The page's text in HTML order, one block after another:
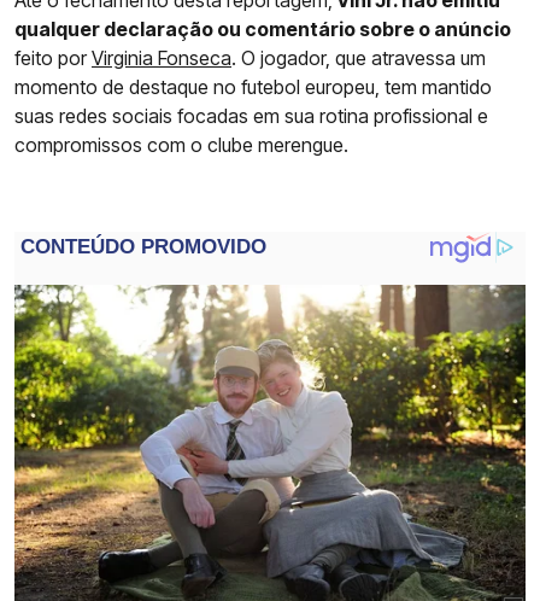
qualquer declaração ou comentário sobre o anúncio
feito porVirginia Fonseca. O jogador, que atravessa um
momento de destaque no futebol europeu, tem mantido
suas redes sociais focadas em sua rotina profissional e
compromissos com o clube merengue.